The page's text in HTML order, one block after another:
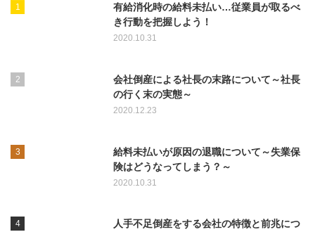
有給消化時の給料未払い…従業員が取るべ
き行動を把握しよう！
2020.10.31
会社倒産による社長の末路について～社長
の行く末の実態～
2020.12.23
給料未払いが原因の退職について～失業保
険はどうなってしまう？～
2020.10.31
人手不足倒産をする会社の特徴と前兆につ